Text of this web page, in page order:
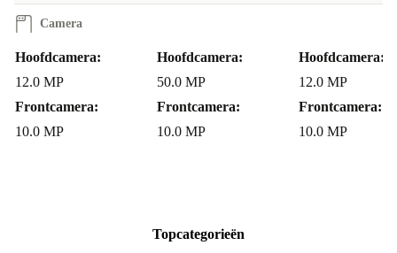
Camera
Hoofdcamera:
12.0 MP
Frontcamera:
10.0 MP
Hoofdcamera:
50.0 MP
Frontcamera:
10.0 MP
Hoofdcamera:
12.0 MP
Frontcamera:
10.0 MP
Topcategorieën